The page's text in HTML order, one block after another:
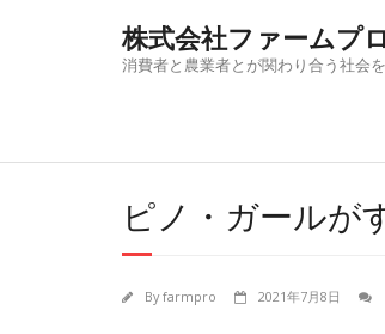
株式会社ファームプロ
消費者と農業者とが関わり合う社会
ピノ・ガールが
Byfarmpro 2021年7月8日